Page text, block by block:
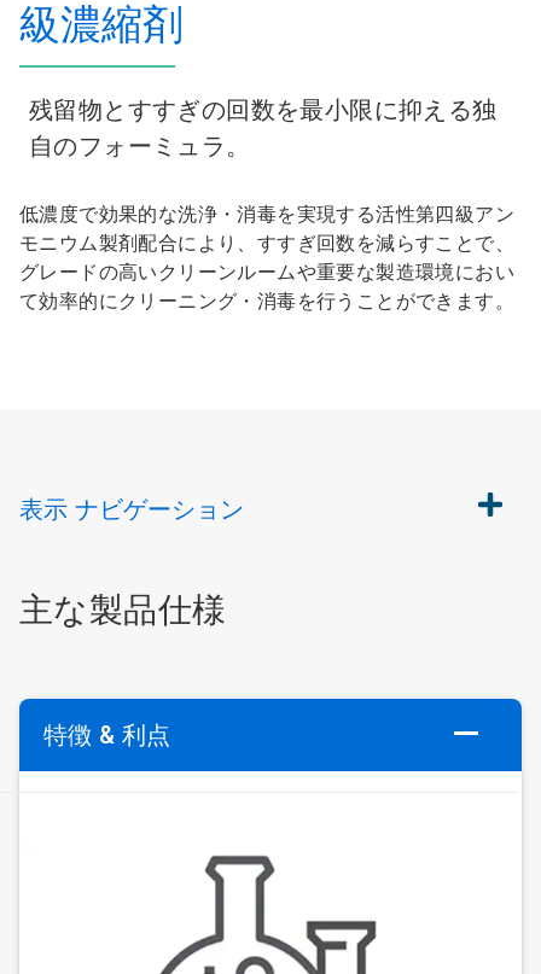
級濃縮剤
残留物とすすぎの回数を最小限に抑える独
自のフォーミュラ。
低濃度で効果的な洗浄・消毒を実現する活性第四級アン
モニウム製剤配合により、すすぎ回数を減らすことで、
グレードの高いクリーンルームや重要な製造環境におい
て効率的にクリーニング・消毒を行うことができます。
表示 ナビゲーション
主な製品仕様
特徴 & 利点